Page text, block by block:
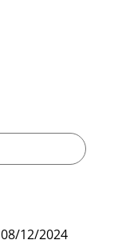
08/12/2024